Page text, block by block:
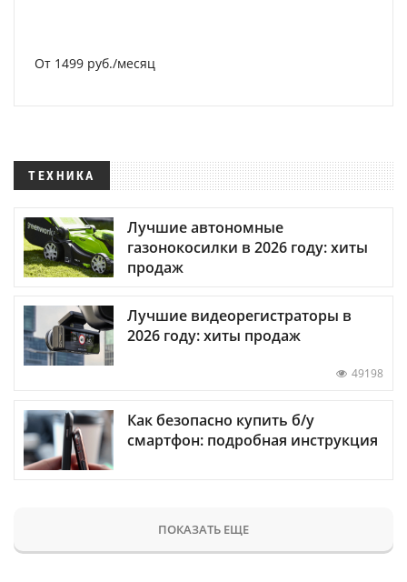
От 1499 руб./месяц
ТЕХНИКА
Лучшие автономные
газонокосилки в 2026 году: хиты
продаж
Лучшие видеорегистраторы в
2026 году: хиты продаж
49198
Как безопасно купить б/у
смартфон: подробная инструкция
ПОКАЗАТЬ ЕЩЕ